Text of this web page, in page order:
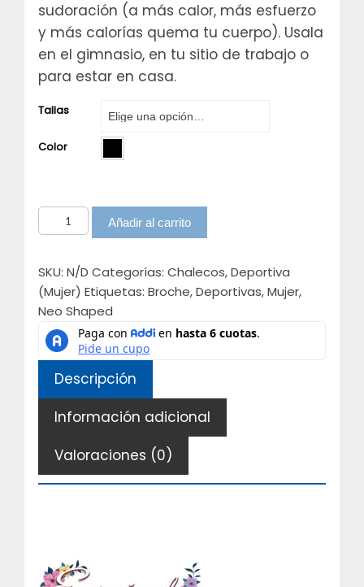
sudoración (a más calor, más esfuerzo
y más calorías quema tu cuerpo). Usala
en el gimnasio, en tu sitio de trabajo o
para estar en casa.
Tallas
Color
Chaleco
dama
brochesEspinelaRef:
405
cantidad
Añadir al carrito
SKU: N/D Categorías: Chalecos,Deportiva
(Mujer) Etiquetas: Broche,Deportivas,Mujer,
Neo Shaped
Descripción
Información adicional
Valoraciones (0)